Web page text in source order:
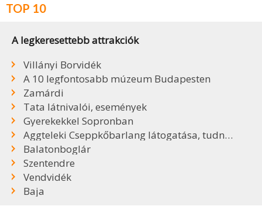
TOP 10
A legkeresettebb attrakciók
Villányi Borvidék
A 10 legfontosabb múzeum Budapesten
Zamárdi
Tata látnivalói, események
Gyerekekkel Sopronban
Aggteleki Cseppkőbarlang látogatása, tudnivalók
Balatonboglár
Szentendre
Vendvidék
Baja